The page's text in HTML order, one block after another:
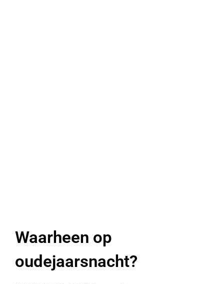
Waarheen op
oudejaarsnacht?